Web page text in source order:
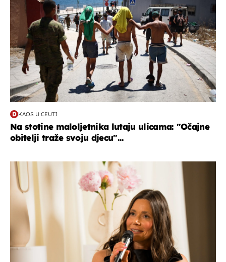
KAOS U CEUTI
Na stotine maloljetnika lutaju ulicama: "Očajne
obitelji traže svoju djecu"...
moda & ljepota